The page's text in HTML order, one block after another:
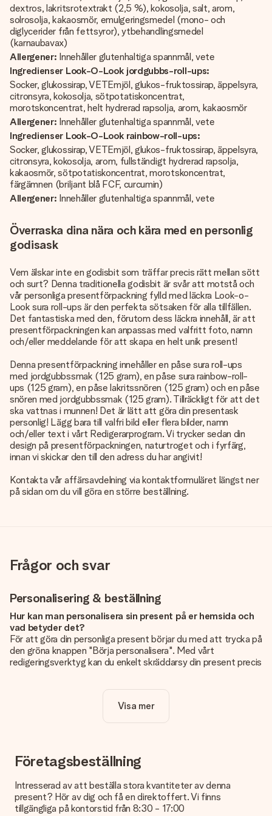
dextros, lakritsrotextrakt (2,5 %), kokosolja, salt, arom,
solrosolja, kakaosmör, emulgeringsmedel (mono- och
diglycerider från fettsyror), ytbehandlingsmedel
(karnaubavax)
Allergener: Innehåller glutenhaltiga spannmål, vete
Ingredienser Look-O-Look jordgubbs-roll-ups:
Socker, glukossirap, VETEmjöl, glukos-fruktossirap, äppelsyra,
citronsyra, kokosolja, sötpotatiskoncentrat,
morotskoncentrat, helt hydrerad rapsolja, arom, kakaosmör
Allergener: Innehåller glutenhaltiga spannmål, vete
Ingredienser Look-O-Look rainbow-roll-ups:
Socker, glukossirap, VETEmjöl, glukos-fruktossirap, äppelsyra,
citronsyra, kokosolja, arom, fullständigt hydrerad rapsolja,
kakaosmör, sötpotatiskoncentrat, morotskoncentrat,
färgämnen (briljant blå FCF, curcumin)
Allergener: Innehåller glutenhaltiga spannmål, vete
Överraska dina nära och kära med en personlig
godisask
Vem älskar inte en godisbit som träffar precis rätt mellan sött
och surt? Denna traditionella godisbit är svår att motstå och
vår personliga presentförpackning fylld med läckra Look-o-
Look sura roll-ups är den perfekta sötsaken för alla tillfällen.
Det fantastiska med den, förutom dess läckra innehåll, är att
presentförpackningen kan anpassas med valfritt foto, namn
och/eller meddelande för att skapa en helt unik present!
Denna presentförpackning innehåller en påse sura roll-ups
med jordgubbssmak (125 gram), en påse sura rainbow-roll-
ups (125 gram), en påse lakritssnören (125 gram) och en påse
snören med jordgubbssmak (125 gram). Tillräckligt för att det
ska vattnas i munnen! Det är lätt att göra din presentask
personlig! Lägg bara till valfri bild eller flera bilder, namn
och/eller text i vårt Redigerarprogram. Vi trycker sedan din
design på presentförpackningen, naturtroget och i fyrfärg,
innan vi skickar den till den adress du har angivit!
Kontakta vår affärsavdelning via kontaktformuläret längst ner
på sidan om du vill göra en större beställning.
Frågor och svar
Personalisering & beställning
Hur kan man personalisera sin present på er hemsida och
vad betyder det?
För att göra din personliga present börjar du med att trycka på
den gröna knappen "Börja personalisera". Med vårt
redigeringsverktyg kan du enkelt skräddarsy din present precis
Kostar det något extra att personalisera sin present?
Hur vet jag att min bild har tillräckligt hög kvalitet?
det viktigt att använda foton av hög kvalitet. Om du är osäker
på kvaliteten på din bild kan du kontakta vår kundtjänst och
bifoga ditt foto tillsammans med den gåva du är intresserad
Visa mer
Företagsbeställning
Intresserad av att beställa stora kvantiteter av denna
present? Hör av dig och få en direktoffert. Vi finns
tillgängliga på kontorstid från 8:30 - 17:00